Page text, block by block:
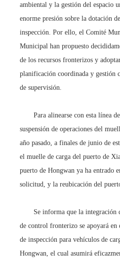
ambiental y la gestión del espacio
enorme presión sobre la dotación
inspección. Por ello, el Comité
Municipal han propuesto
de los recursos fronterizos y
planificación coordinada y gestión
de supervisión.
Para alinearse con esta línea de
suspensión de operaciones del
año pasado, a finales de junio de
el muelle de carga del puerto de
puerto de Hongwan ya ha entrado
solicitud, y la reubicación del
Se informa que la integración
de control fronterizo se apoyará en
de inspección para vehículos de
Hongwan, el cual asumirá